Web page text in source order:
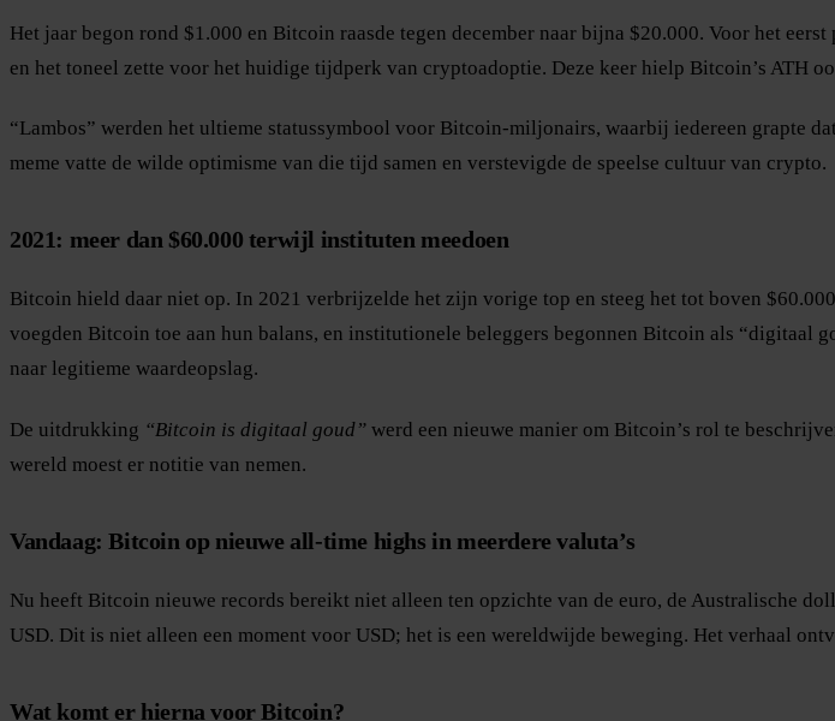
Het jaar begon rond $1.000 en Bitcoin raasde tegen december naar bijna $20.000. Voor het
en het toneel zette voor het huidige tijdperk van cryptoadoptie. Deze keer hielp Bitcoin’s ATH
“Lambos” werden het ultieme statussymbool voor Bitcoin-miljonairs, waarbij iedereen grapte
meme vatte de wilde optimisme van die tijd samen en verstevigde de speelse cultuur van crypto.
2021: meer dan $60.000 terwijl instituten meedoen
Bitcoin hield daar niet op. In 2021 verbrijzelde het zijn vorige top en steeg het tot boven
voegden Bitcoin toe aan hun balans, en institutionele beleggers begonnen Bitcoin als “digitaal
naar legitieme waardeopslag.
De uitdrukking “Bitcoin is digitaal goud” werd een nieuwe manier om Bitcoin’s rol te
wereld moest er notitie van nemen.
Vandaag: Bitcoin op nieuwe all-time highs in meerdere valuta’s
Nu heeft Bitcoin nieuwe records bereikt niet alleen ten opzichte van de euro, de Australische
USD. Dit is niet alleen een moment voor USD; het is een wereldwijde beweging. Het verhaal
Wat komt er hierna voor Bitcoin?